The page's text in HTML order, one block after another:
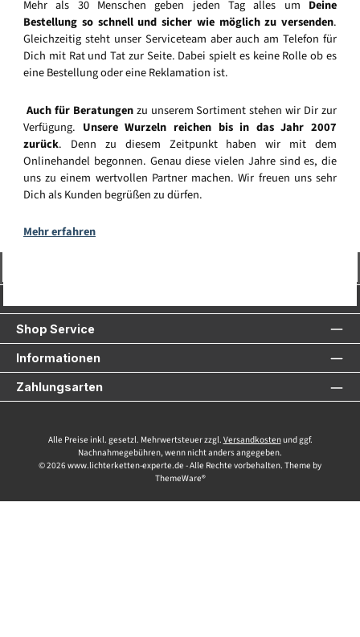
Mehr als 30 Menschen geben jeden Tag alles um Deine
Bestellung so schnell und sicher wie möglich zu versenden.
Gleichzeitig steht unser Serviceteam aber auch am Telefon für
Dich mit Rat und Tat zur Seite. Dabei spielt es keine Rolle ob es
eine Bestellung oder eine Reklamation ist.
Auch für Beratungenzu unserem Sortiment stehen wir Dir zur
Verfügung. Unsere Wurzeln reichen bis in das Jahr 2007
zurück. Denn zu diesem Zeitpunkt haben wir mit dem
Onlinehandel begonnen. Genau diese vielen Jahre sind es, die
uns zu einem wertvollen Partner machen. Wir freuen uns sehr
Dich als Kunden begrüßen zu dürfen.
Mehr erfahren
Shop Service
Informationen
Zahlungsarten
Alle Preise inkl. gesetzl. Mehrwertsteuer zzgl. Versandkostenund ggf.
Nachnahmegebühren, wenn nicht anders angegeben.
© 2026 www.lichterketten-experte.de - Alle Rechte vorbehalten. Theme by
ThemeWare®